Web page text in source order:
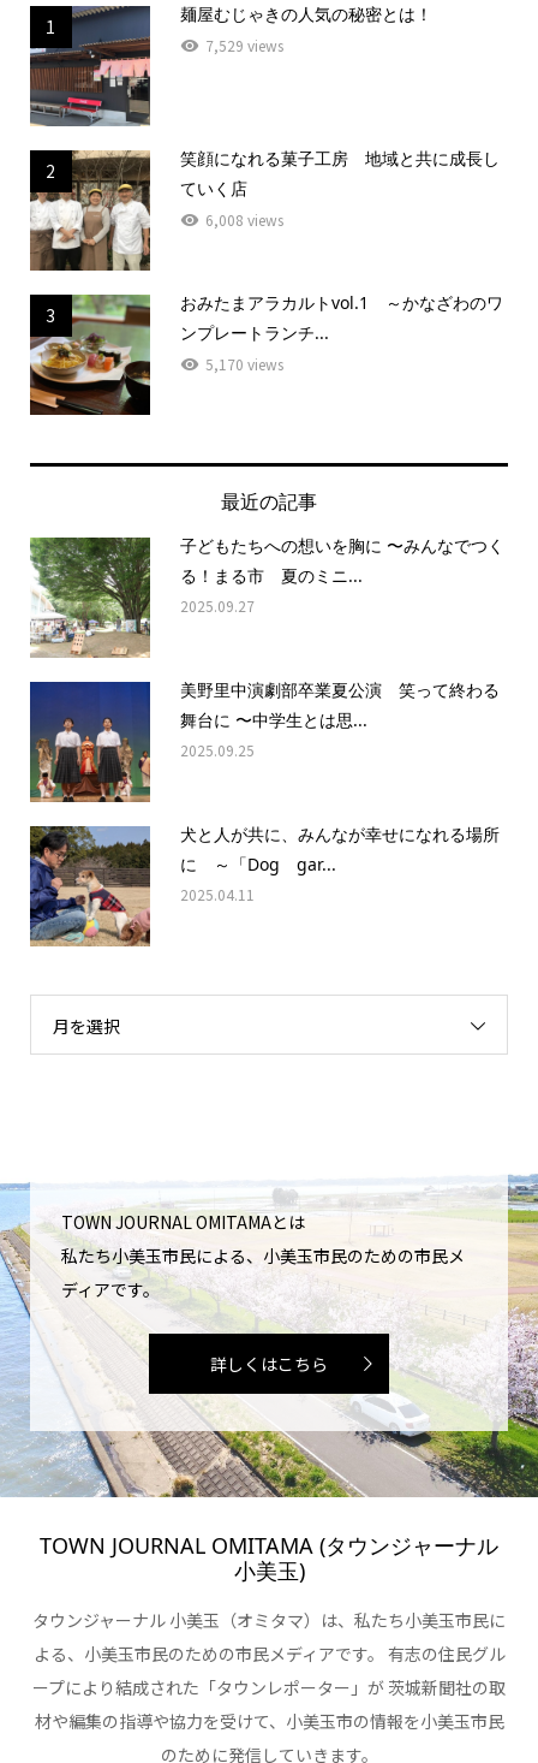
1
麺屋むじゃきの人気の秘密とは！
7,529 views
2
笑顔になれる菓子工房 地域と共に成長し
ていく店
6,008 views
3
おみたまアラカルトvol.1 ～かなざわのワ
ンプレートランチ...
5,170 views
最近の記事
子どもたちへの想いを胸に 〜みんなでつく
る！まる市 夏のミニ...
2025.09.27
美野里中演劇部卒業夏公演 笑って終わる
舞台に 〜中学生とは思...
2025.09.25
犬と人が共に、みんなが幸せになれる場所
に ～「Dog gar...
2025.04.11
月を選択
TOWN JOURNAL OMITAMAとは
私たち小美玉市民による、小美玉市民のための市民メ
ディアです。
詳しくはこちら
TOWN JOURNAL OMITAMA (タウンジャーナル
小美玉)
タウンジャーナル 小美玉（オミタマ）は、私たち小美玉市民に
よる、小美玉市民のための市民メディアです。 有志の住民グル
ープにより結成された「タウンレポーター」が 茨城新聞社の取
材や編集の指導や協力を受けて、小美玉市の情報を小美玉市民
のために発信していきます。